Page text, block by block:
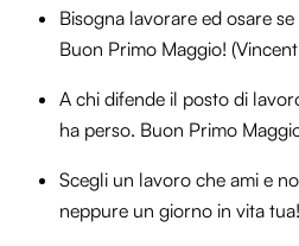
Bisogna lavorare ed osare
Buon Primo Maggio!
A chi difende il posto di
ha perso. Buon Primo
Scegli un lavoro che ami e
neppure un giorno in vita